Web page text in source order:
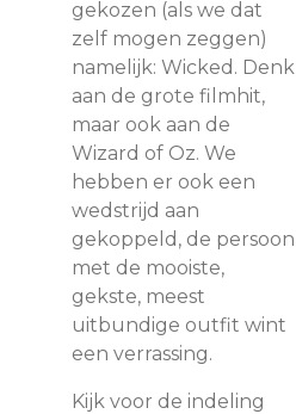
gekozen (als we dat
zelf mogen zeggen)
namelijk: Wicked. Denk
aan de grote filmhit,
maar ook aan de
Wizard of Oz. We
hebben er ook een
wedstrijd aan
gekoppeld, de persoon
met de mooiste,
gekste, meest
uitbundige outfit wint
een verrassing.
Kijk voor de indeling